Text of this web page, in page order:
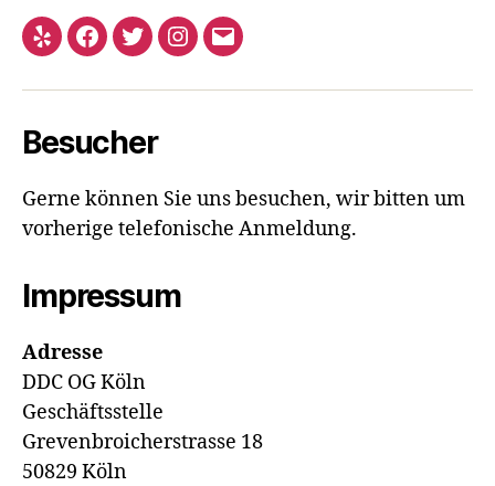
Yelp Facebook
TwitterInstagram
E-
Besucher
Gerne können Sie uns besuchen, wir bitten um
vorherige telefonische Anmeldung.
Impressum
Adresse
DDC OG Köln
Geschäftsstelle
Grevenbroicherstrasse 18
50829 Köln